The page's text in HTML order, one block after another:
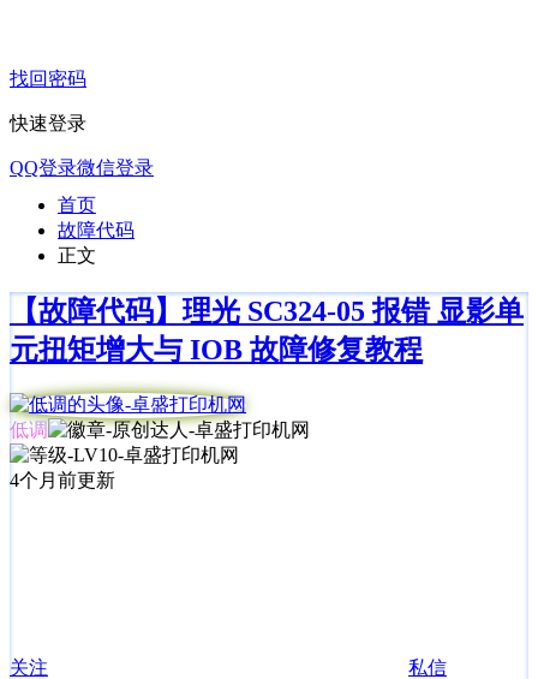
找回密码
快速登录
QQ登录微信登录
首页
故障代码
正文
【故障代码】理光 SC324-05 报错 显影单
元扭矩增大与 IOB 故障修复教程
低调
4个月前更新
关注 私信